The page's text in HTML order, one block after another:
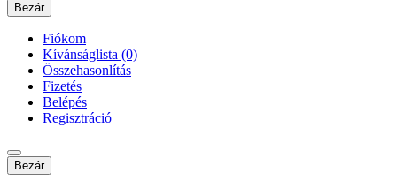
Bezár
Fiókom
Kívánságlista (0)
Összehasonlítás
Fizetés
Belépés
Regisztráció
Bezár